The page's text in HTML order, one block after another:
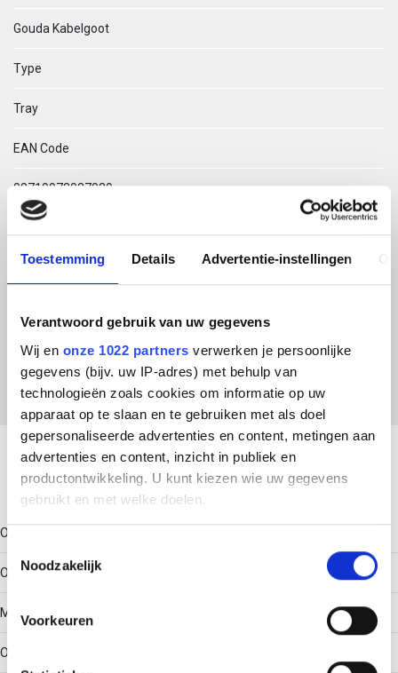
Toestemming Details Advertentie-instellingen
Verantwoord gebruik van uw gegevens
Wij en onze 1022 partners verwerken je persoonlijke
gegevens (bijv. uw IP-adres) met behulp van
technologieën zoals cookies om informatie op uw
apparaat op te slaan en te gebruiken met als doel
gepersonaliseerde advertenties en content, metingen aan
advertenties en content, inzicht in publiek en
productontwikkeling. U kunt kiezen wie uw gegevens
gebruikt en met welke doelen.
Informatie verzamelen over uw geografische locatie,
Uw apparaat identificeren door het actief te scannen
op specifieke eigenschappen (fingerprinting)
Noodzakelijk
Voorkeuren
Gouda Kabelgoot
Type
Tray
EAN Code
08719972027039
Tray 53.150 RVS304 Bandsluiter
EC001002 - Dekselklem voor kabeldraagsysteem
Download productsheet
Technische gegevens
Oppervlaktebescherming
Overig
Materiaalkwaliteit
Overig